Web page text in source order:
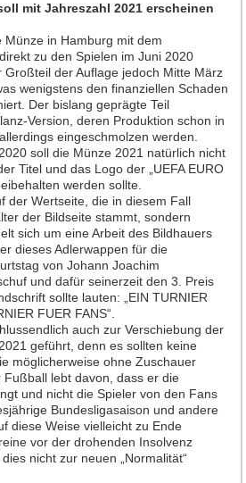
mit Jahreszahl 2021 erscheinen
in Hamburg mit dem
zu den Spielen im Juni 2020
der Auflage jedoch Mitte März
wenigstens den finanziellen Schaden
Der bislang geprägte Teil
Version, deren Produktion schon in
eingeschmolzen werden.
soll die Münze 2021 natürlich nicht
Titel und das Logo der „UEFA EURO
werden sollte.
der Wertseite, die in diesem Fall
der Bildseite stammt, sondern
sich um eine Arbeit des Bildhauers
dieses Adlerwappen für die
von Johann Joachim
und dafür seinerzeit den 3. Preis
sollte lauten: „EIN TURNIER
FUER FANS“.
auch zur Verschiebung der
geführt, denn es sollten keine
möglicherweise ohne Zuschauer
lebt davon, dass er die
und nicht die Spieler von den Fans
Bundesligasaison und andere
diese Weise vielleicht zu Ende
vor der drohenden Insolvenz
nicht zur neuen „Normalität“